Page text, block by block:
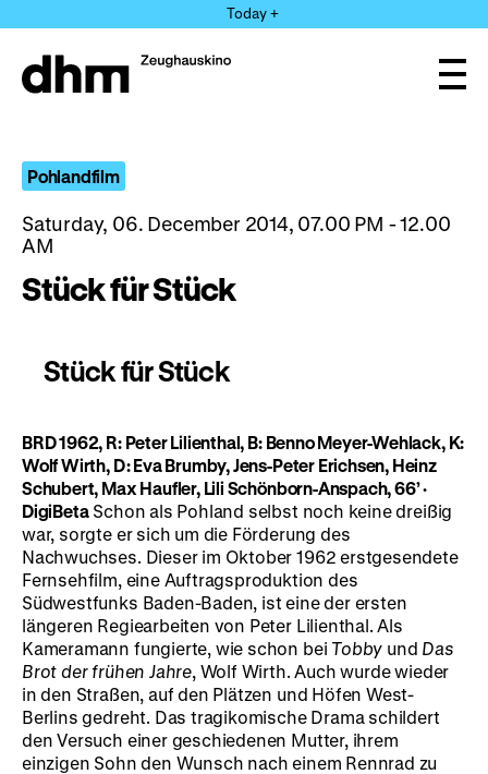
directly
the
Today +
Pohlandfilm
Saturday, 06. December 2014, 07.00 PM - 12.00
AM
Stück für Stück
Stück für Stück
BRD 1962, R: Peter Lilienthal, B: Benno Meyer-Wehlack, K:
Wolf Wirth, D: Eva Brumby, Jens-Peter Erichsen, Heinz
Schubert, Max Haufler, Lili Schönborn-Anspach, 66’·
DigiBetaSchon als Pohland selbst noch keine dreißig
war, sorgte er sich um die Förderung des
Nachwuchses. Dieser im Oktober 1962 erstgesendete
Fernsehfilm, eine Auftragsproduktion des
Südwestfunks Baden-Baden, ist eine der ersten
längeren Regiearbeiten von Peter Lilienthal. Als
Kameramann fungierte, wie schon bei Tobby und Das
Brot der frühen Jahre, Wolf Wirth. Auch wurde wieder
in den Straßen, auf den Plätzen und Höfen West-
Berlins gedreht. Das tragikomische Drama schildert
den Versuch einer geschiedenen Mutter, ihrem
einzigen Sohn den Wunsch nach einem Rennrad zu